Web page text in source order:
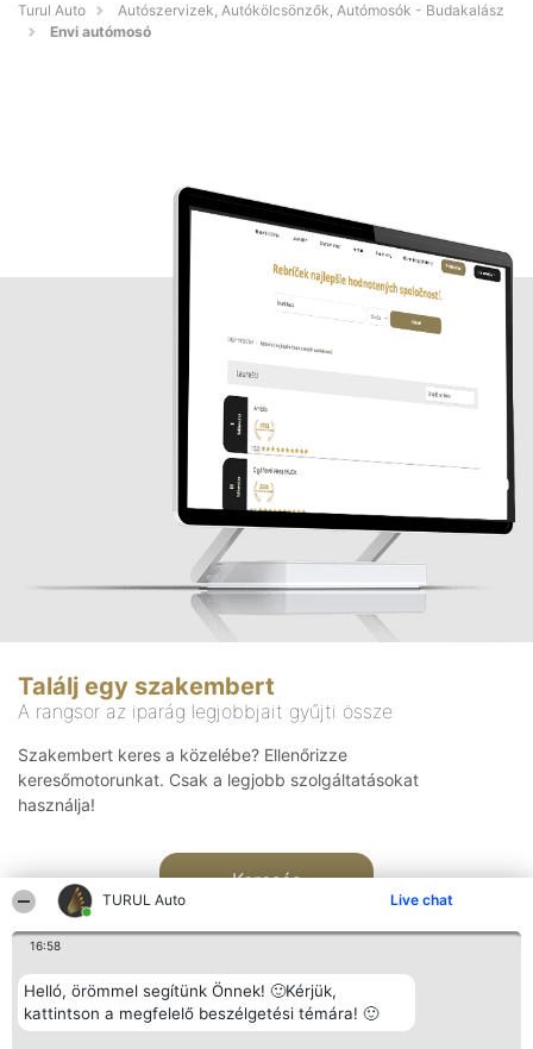
TURUL Auto Live chat
16:58
Helló, örömmel segítünk Önnek! 🙂Kérjük,
kattintson a megfelelő beszélgetési témára! 🙂
Turul Auto
Autószervizek, Autókölcsönzők, Autómosók - Budakalász
Envi autómosó
Találj egy szakembert
A rangsor az iparág legjobbjait gyűjti össze
Szakembert keres a közelébe? Ellenőrizze
keresőmotorunkat. Csak a legjobb szolgáltatásokat
használja!
Keresés